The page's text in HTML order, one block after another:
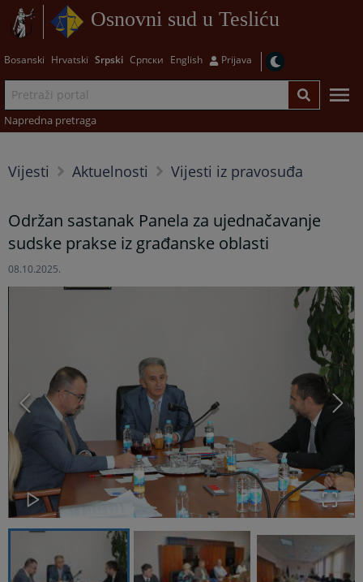
Osnovni sud u Tesliću
Bosanski Hrvatski Srpski Српски English Prijava
Napredna pretraga
Vijesti Aktuelnosti Vijesti iz pravosuđa
Održan sastanak Panela za ujednačavanje
sudske prakse iz građanske oblasti
08.10.2025.